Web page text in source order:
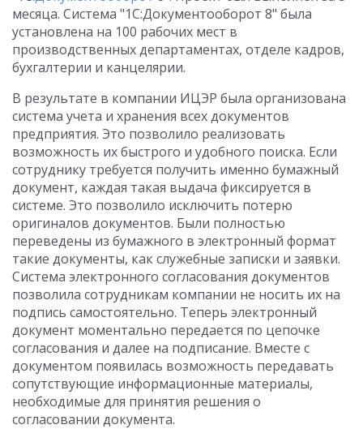
месяца. Система "1С:Документооборот 8" была
установлена на 100 рабочих мест в
производственных департаментах, отделе кадров,
бухгалтерии и канцелярии.
В результате в компании ИЦЭР была организована
система учета и хранения всех документов
предприятия. Это позволило реализовать
возможность их быстрого и удобного поиска. Если
сотруднику требуется получить именно бумажный
документ, каждая такая выдача фиксируется в
системе. Это позволило исключить потерю
оригиналов документов. Были полностью
переведены из бумажного в электронный формат
такие документы, как служебные записки и заявки.
Система электронного согласования документов
позволила сотрудникам компании не носить их на
подпись самостоятельно. Теперь электронный
документ моментально передается по цепочке
согласования и далее на подписание. Вместе с
документом появилась возможность передавать
сопутствующие информационные материалы,
необходимые для принятия решения о
согласовании документа.